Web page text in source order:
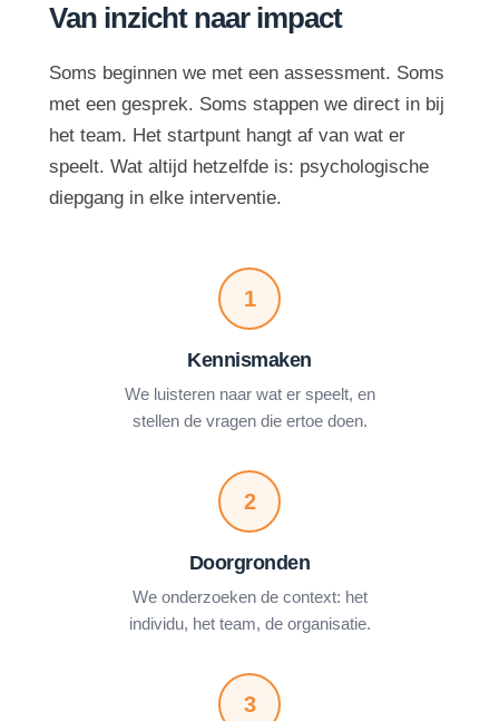
Van inzicht naar impact
Soms beginnen we met een assessment. Soms
met een gesprek. Soms stappen we direct in bij
het team. Het startpunt hangt af van wat er
speelt. Wat altijd hetzelfde is: psychologische
diepgang in elke interventie.
1
Kennismaken
We luisteren naar wat er speelt, en
stellen de vragen die ertoe doen.
2
Doorgronden
We onderzoeken de context: het
individu, het team, de organisatie.
3